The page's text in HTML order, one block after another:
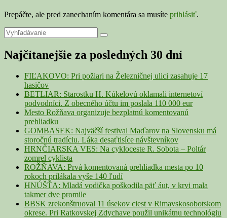
Prepáčte, ale pred zanechaním komentára sa musíte prihlásiť.
Primary
Sidebar
Widget
Area
Search
for:
Search
Najčítanejšie za posledných 30 dní
FIĽAKOVO: Pri požiari na Železničnej ulici zasahuje 17
hasičov
BETLIAR: Starostku H. Kúkelovú oklamali internetoví
podvodníci. Z obecného účtu im poslala 110 000 eur
Mesto Rožňava organizuje bezplatnú komentovanú
prehliadku
GOMBASEK: Najväčší festival Maďarov na Slovensku má
storočnú tradíciu. Láka desaťtisíce návštevníkov
HRNČIARSKA VES: Na cykloceste R. Sobota – Poltár
zomrel cyklista
ROŽŇAVA: Prvá komentovaná prehliadka mesta po 10
rokoch prilákala vyše 140 ľudí
HNÚŠŤA: Mladá vodička poškodila päť áut, v krvi mala
takmer dve promile
BBSK zrekonštruoval 11 úsekov ciest v Rimavskosobotskom
okrese. Pri Ratkovskej Zdychave použil unikátnu technológiu